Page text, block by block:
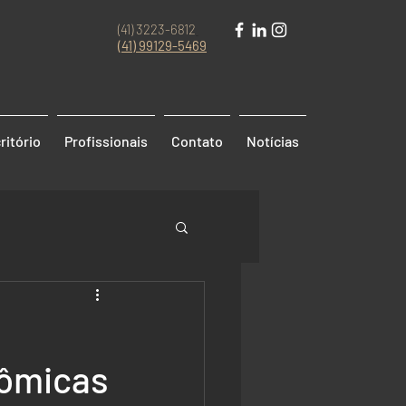
(41) 3223-6812
(41) 99129-5469
Profissionais Contato Notícias